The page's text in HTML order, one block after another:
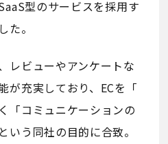
型のサービスを採用す
た。
レビューやアンケートな
が充実しており、ECを「
「コミュニケーションの
いう同社の目的に合致。